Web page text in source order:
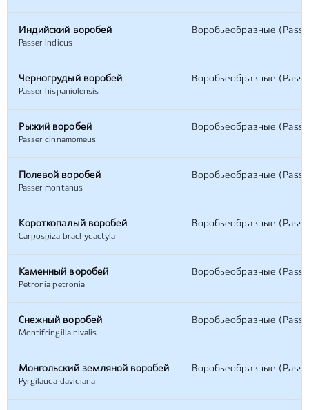
Индийский воробей
Passer indicus
Воробьеобразные
Черногрудый воробей
Passer hispaniolensis
Воробьеобразные
Рыжий воробей
Passer cinnamomeus
Воробьеобразные
Полевой воробей
Passer montanus
Воробьеобразные
Короткопалый воробей
Carpospiza brachydactyla
Воробьеобразные
Каменный воробей
Petronia petronia
Воробьеобразные
Снежный воробей
Montifringilla nivalis
Воробьеобразные
Монгольский земляной воробей
Pyrgilauda davidiana
Воробьеобразные